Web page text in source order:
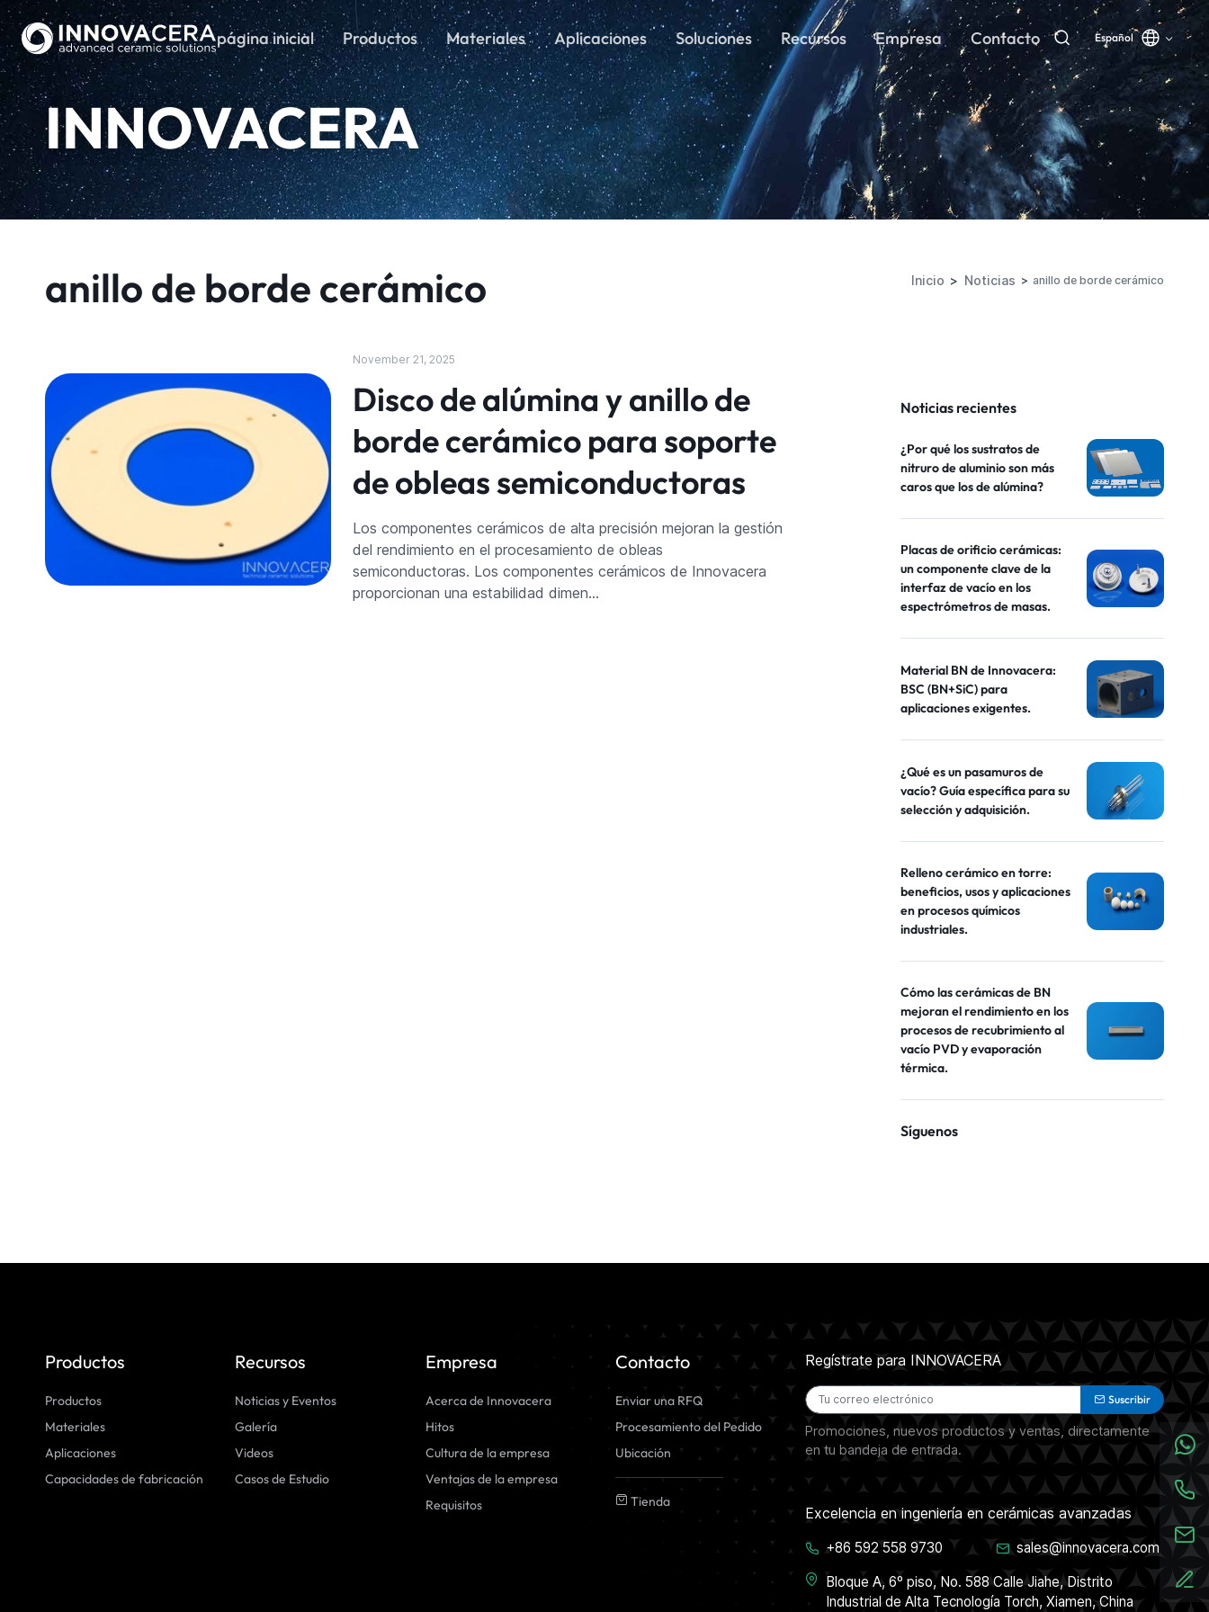
página inicial Productos Materiales Aplicaciones Soluciones Recursos Empresa Contacto Español
INNOVACERA
anillo de borde cerámico Inicio Noticias anillo de borde cerámico
November 21, 2025
Disco de alúmina y anillo de
borde cerámico para soporte
de obleas semiconductoras
Los componentes cerámicos de alta precisión mejoran la gestión
del rendimiento en el procesamiento de obleas
semiconductoras. Los componentes cerámicos de Innovacera
proporcionan una estabilidad dimen…
Noticias recientes
¿Por qué los sustratos de
nitruro de aluminio son más
caros que los de alúmina?
Placas de orificio cerámicas:
un componente clave de la
interfaz de vacío en los
espectrómetros de masas.
Material BN de Innovacera:
BSC (BN+SiC) para
aplicaciones exigentes.
¿Qué es un pasamuros de
vacío? Guía específica para su
selección y adquisición.
Relleno cerámico en torre:
beneficios, usos y aplicaciones
en procesos químicos
industriales.
Cómo las cerámicas de BN
mejoran el rendimiento en los
procesos de recubrimiento al
vacío PVD y evaporación
térmica.
Síguenos
Productos
Productos
Materiales
Aplicaciones
Capacidades de fabricación
Recursos
Noticias y Eventos
Galería
Videos
Casos de Estudio
Empresa
Acerca de Innovacera
Hitos
Cultura de la empresa
Ventajas de la empresa
Requisitos
Contacto
Enviar una RFQ
Procesamiento del Pedido
Ubicación
Tienda
Regístrate para INNOVACERA
Suscribir
Promociones, nuevos productos y ventas, directamente
en tu bandeja de entrada.
Excelencia en ingeniería en cerámicas avanzadas
+86 592 558 9730
sales@innovacera.com
Bloque A, 6º piso, No. 588 Calle Jiahe, Distrito
Industrial de Alta Tecnología Torch, Xiamen, China